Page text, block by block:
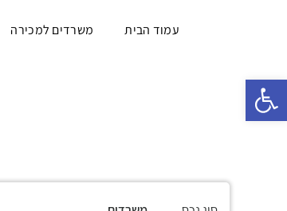
פתח סרגל נגישות
עמוד הבית משרדים למכירה